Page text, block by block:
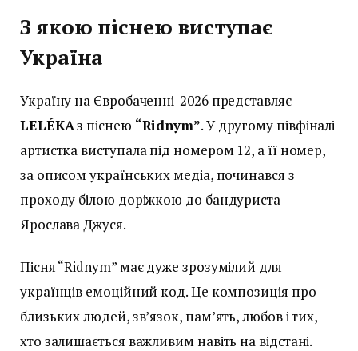
З якою піснею виступає
Україна
Україну на Євробаченні-2026 представляє
LELÉKAз піснею “Ridnym”. У другому півфіналі
артистка виступала під номером 12, а її номер,
за описом українських медіа, починався з
проходу білою доріжкою до бандуриста
Ярослава Джуся.
Пісня “Ridnym” має дуже зрозумілий для
українців емоційний код. Це композиція про
близьких людей, зв’язок, пам’ять, любов і тих,
хто залишається важливим навіть на відстані.